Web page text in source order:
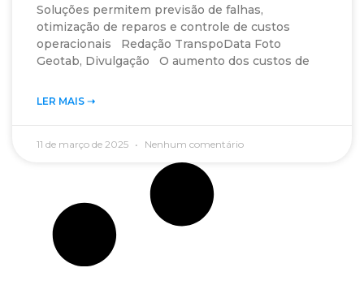
Soluções permitem previsão de falhas,
otimização de reparos e controle de custos
operacionais Redação TranspoData Foto
Geotab, Divulgação O aumento dos custos de
LER MAIS ➝‬
11 de março de 2025 Nenhum comentário